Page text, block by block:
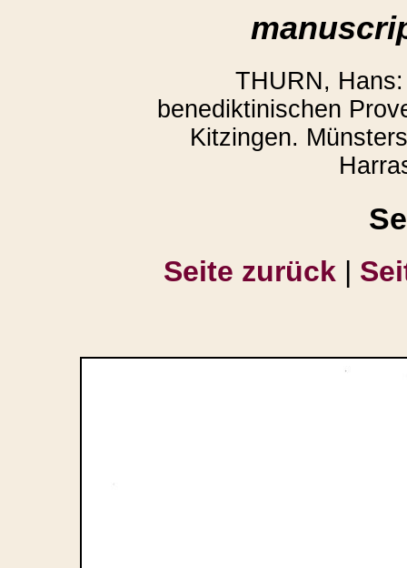
THURN,
benediktinischen
Kitzingen.
Seite zurück |